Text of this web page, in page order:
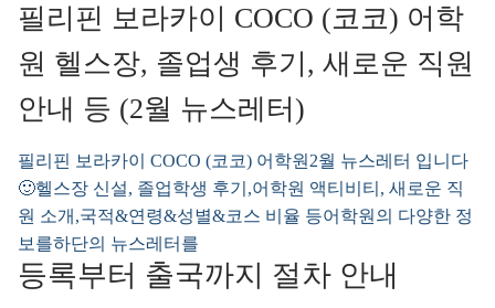
필리핀 보라카이 COCO (코코) 어학
원 헬스장, 졸업생 후기, 새로운 직원
안내 등 (2월 뉴스레터)
필리핀 보라카이 COCO (코코) 어학원2월 뉴스레터 입니다
🙂헬스장 신설, 졸업학생 후기,어학원 액티비티, 새로운 직
원 소개,국적&연령&성별&코스 비율 등어학원의 다양한 정
보를하단의 뉴스레터를
등록부터 출국까지 절차 안내